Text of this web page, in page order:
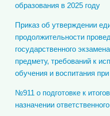
образования в 2025 году
Приказ об утверждении
продолжительности
государственного
предмету, требований к
обучения и воспитания
№911 о подготовке к
назначении ответственного